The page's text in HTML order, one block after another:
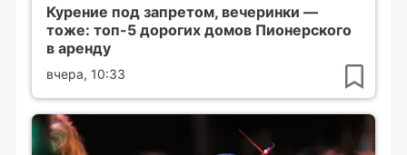
Курение под запретом, вечеринки —
тоже: топ-5 дорогих домов Пионерского
в аренду
вчера, 10:33